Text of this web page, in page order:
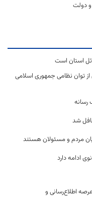
دولت
استان است
توان نظامی جمهوری اسلامی
رسانه
شد
مردم و مسئولان هستند
ادامه دارد
اطلاع‌رسانی و